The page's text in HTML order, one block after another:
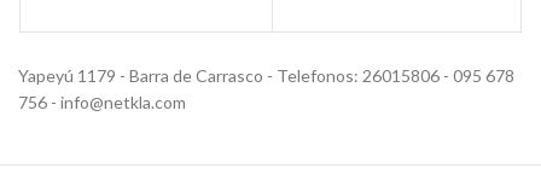
Yapeyú 1179 - Barra de Carrasco - Telefonos: 26015806 - 095 678
756 - info@netkla.com